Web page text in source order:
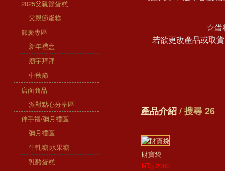
2025父親節蛋糕
父親節蛋糕
節慶專區
新年禮盒
廟宇拜拜
中秋節
店面商品
派對點心分享區
伴手禮/彌月禮區
彌月禮區
牛軋糖|水果糖
乳酪蛋糕
☆蛋
若欲更改產品或取
產品介紹/ 搜尋 26
財寶袋
NT$ 2000